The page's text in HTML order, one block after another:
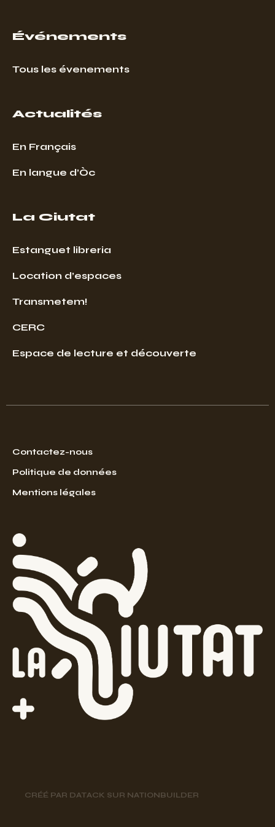
Événements
Tous les évenements
Actualités
En Français
En langue d’Òc
La Ciutat
Estanguet libreria
Location d’espaces
Transmetem!
CERC
Espace de lecture et découverte
Contactez-nous
Politique de données
Mentions légales
CRÉÉ PAR DATACK SUR NATIONBUILDER